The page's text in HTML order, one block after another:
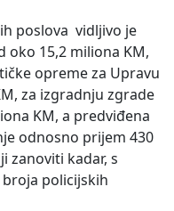
poslova vidljivo je
oko 15,2 miliona KM,
opreme za Upravu
za izgradnju zgrade
KM, a predviđena
odnosno prijem 430
zanoviti kadar, s
policijskih